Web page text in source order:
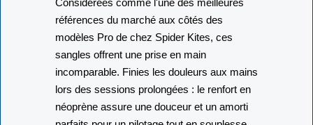
vol avec ces sangles HQ Kites.
Considérées comme l'une des meilleures
références du marché aux côtés des
modèles Pro de chez Spider Kites, ces
sangles offrent une prise en main
incomparable. Finies les douleurs aux mains
lors des sessions prolongées : le renfort en